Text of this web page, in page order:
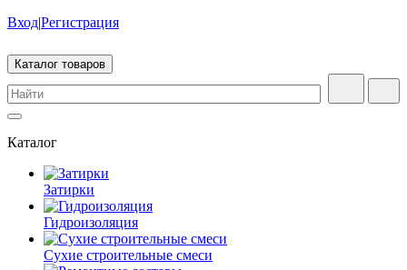
Вход|Регистрация
Каталог товаров
Каталог
Затирки
Гидроизоляция
Сухие строительные смеси